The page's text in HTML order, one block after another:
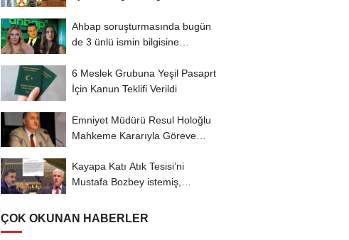
Ahbap soruşturmasında bugün
de 3 ünlü ismin bilgisine
6 Meslek Grubuna Yeşil Pasaprt
İçin Kanun Teklifi Verildi
Emniyet Müdürü Resul Holoğlu
Mahkeme Kararıyla Göreve
Kayapa Katı Atık Tesisi’ni
Mustafa Bozbey istemiş,
ÇOK OKUNAN HABERLER